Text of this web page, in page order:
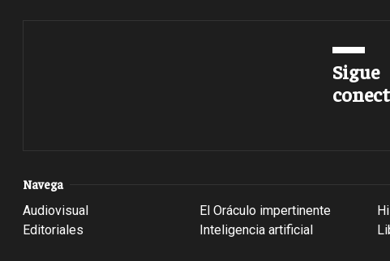
Sigue
Navega
Audiovisual
Editoriales
El Oráculo impertinente
Inteligencia artificial